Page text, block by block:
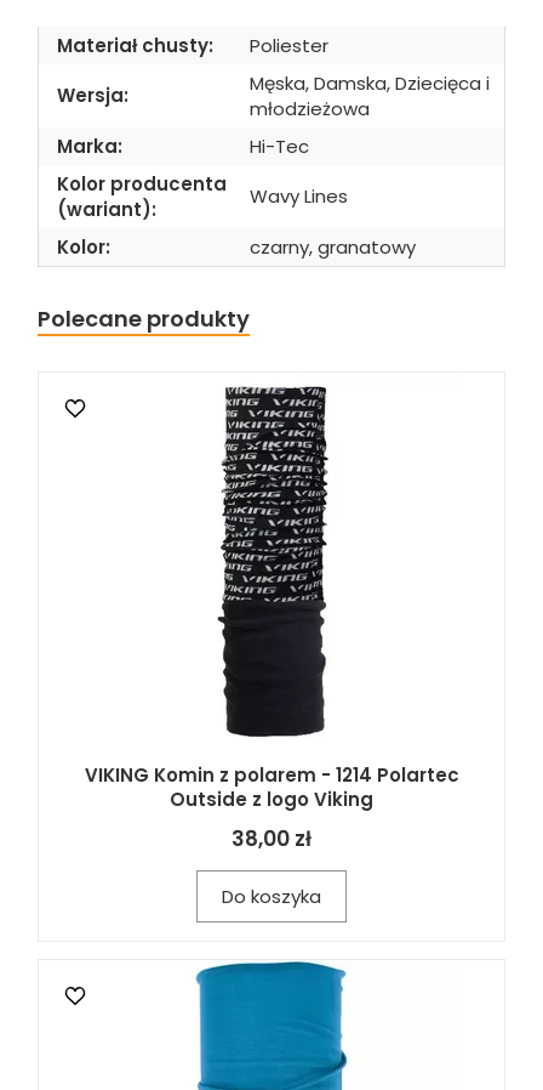
Materiał chusty:
Poliester
Wersja:
Męska, Damska, Dziecięca i
młodzieżowa
Marka:
Hi-Tec
Kolor producenta
(wariant):
Wavy Lines
Kolor:
czarny, granatowy
Polecane produkty
VIKING Komin z polarem - 1214 Polartec
Outside z logo Viking
38,00 zł
Do koszyka